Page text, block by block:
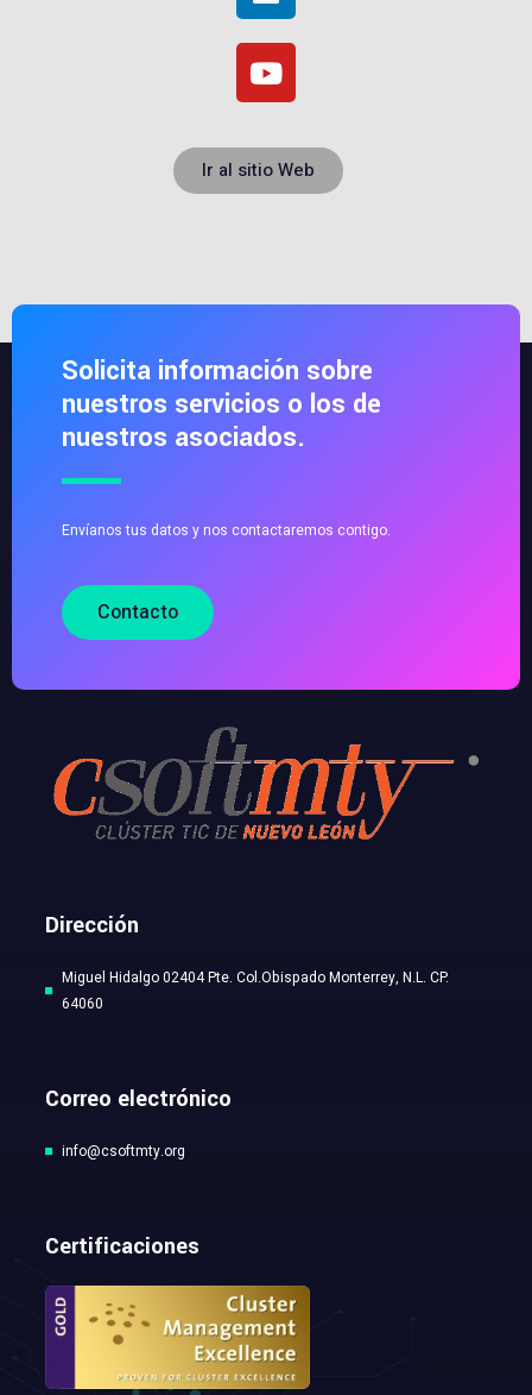
Ir al sitio Web
Solicita información sobre
nuestros servicios o los de
nuestros asociados.
Envíanos tus datos y nos contactaremos contigo.
Contacto
Dirección
Miguel Hidalgo 02404 Pte. Col.Obispado Monterrey, N.L. CP.
64060
Correo electrónico
info@csoftmty.org
Certificaciones